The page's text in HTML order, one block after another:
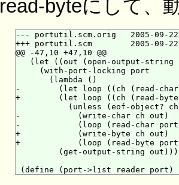
read-byteにして、
--- portutil.scm.orig   2005-09-22
+++ portutil.scm        2005-09-22
@@ -47,10 +47,10 @@
(let ((out (open-output-string
     (with-port-locking port
       (lambda ()
-        (let loop ((ch (read-
+        (let loop ((ch (read-
(unless (eof-object?
-            (write-char ch out)
-            (loop (read-char
+            (write-byte ch out)
+            (loop (read-byte
(get-output-string